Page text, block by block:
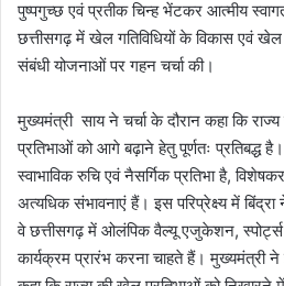
पुष्पगुच्छ एवं प्रतीक चिन्ह भेंटकर आत्मीय
छत्तीसगढ़ में खेल गतिविधियों के विकास एवं
संबंधी योजनाओं पर गहन चर्चा की।
मुख्यमंत्री साय ने चर्चा के दौरान कहा कि
प्रतिभाओं को आगे बढ़ाने हेतु पूर्णतः
स्वाभाविक रुचि एवं नैसर्गिक प्रतिभा है,
अत्यधिक संभावनाएं हैं। इस परिप्रेक्ष्य में
वे छत्तीसगढ़ में ओलंपिक वैल्यू एजुकेशन, स्पोर्ट्स
कार्यक्रम प्रारंभ करना चाहते हैं। मुख्यमंत्री